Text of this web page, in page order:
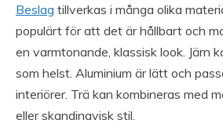
Beslag tillverkas i många olika
populärt för att det är hållbart och
en varmtonande, klassisk look. Järn
som helst. Aluminium är lätt och
interiörer. Trä kan kombineras med
eller skandinavisk stil.